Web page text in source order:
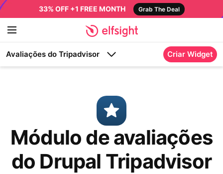
33% OFF +1 FREE MONTH Grab The Deal
Avaliações do Tripadvisor Criar Widget
Módulo de avaliações
do Drupal Tripadvisor